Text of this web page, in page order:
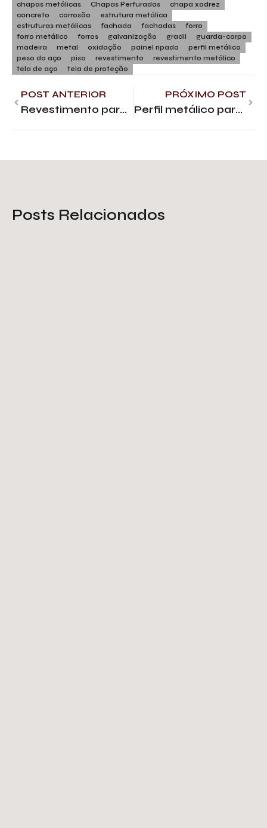
chapas metálicas
Chapas Perfuradas
chapa xadrez
concreto
corrosão
estrutura metálica
estruturas metálicas
fachada fachadas
forro
forro metálico
forros galvanização gradil
guarda-corpo
madeira
metal oxidação painel ripado
perfil metálico
peso do aço
piso revestimento
revestimento metálico
tela de aço
tela de proteção
POST ANTERIOR
Revestimento para paredes internas: por que escolher o aço
PRÓXIMO POST
Perfil metálico para pisos: dicas de instalação e design
Posts Relacionados